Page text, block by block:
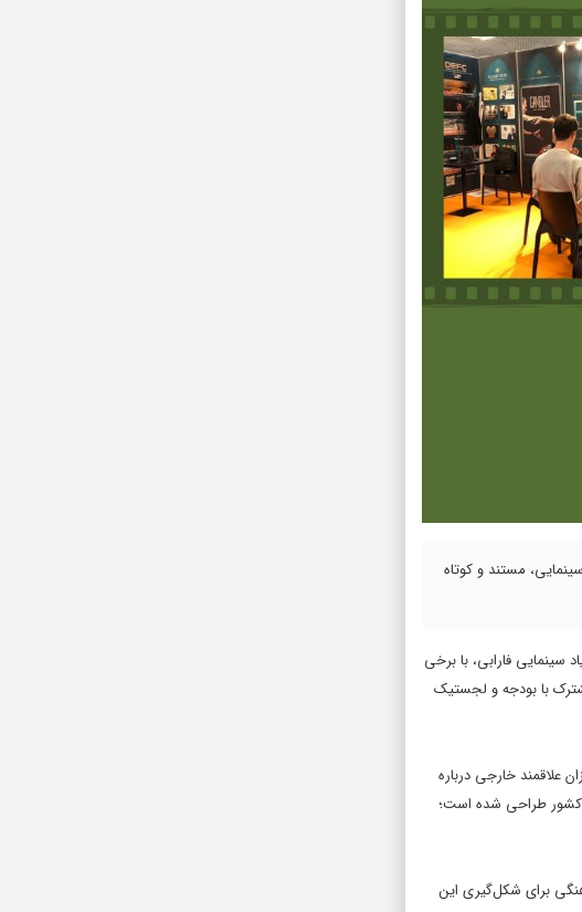
مستند و کوتاه
سینمایی فارابی، با برخی
با بودجه و لجستیک
علاقمند خارجی درباره
کشور طراحی شده است؛
برای شکل‌گیری این